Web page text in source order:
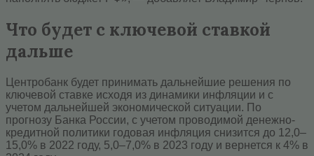
Что будет с ключевой ставкой
дальше
Центробанк будет принимать дальнейшие решения по
ключевой ставке исходя из динамики инфляции и с
учетом дальнейшей экономической ситуации. По
прогнозу Банка России, с учетом проводимой денежно-
кредитной политики годовая инфляция снизится до 12,0–
15,0% в 2022 году, 5,0–7,0% в 2023 году и вернется к 4% в